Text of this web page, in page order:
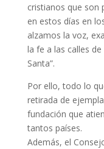
cristianos que son
en estos días en
alzamos la voz,
la fe a las calles
Santa”.
Por ello, todo lo
retirada de
fundación que
tantos países.
Además, el